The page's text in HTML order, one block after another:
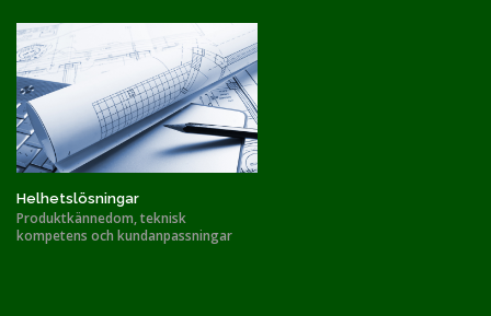
Helhetslösningar
Produktkännedom, teknisk
kompetens och kundanpassningar